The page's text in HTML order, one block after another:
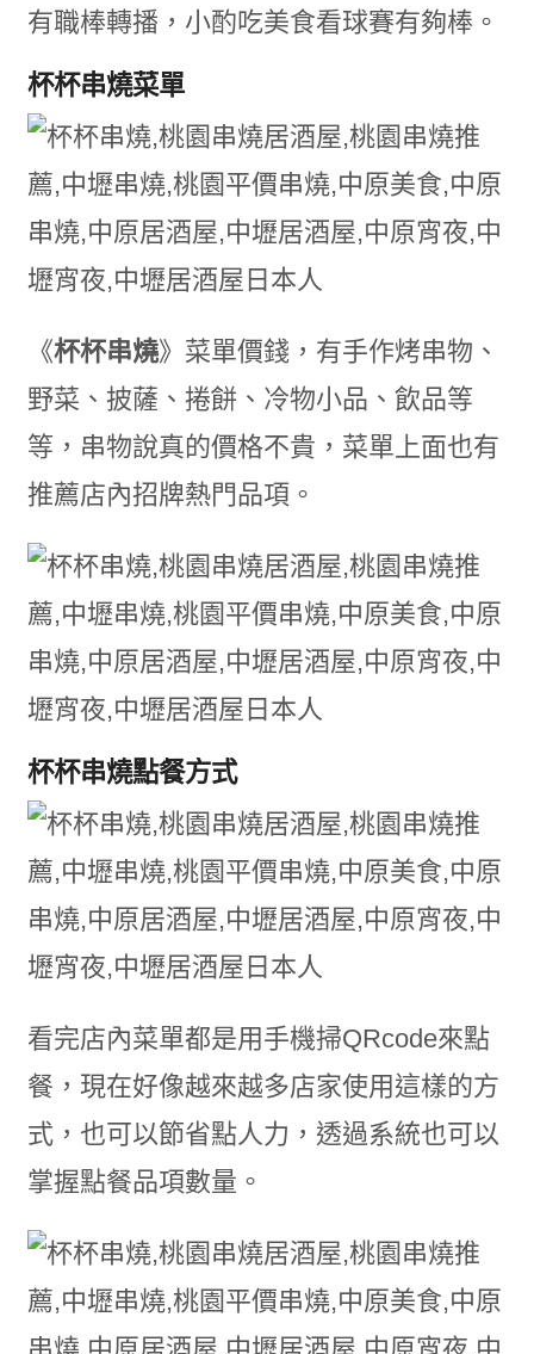
有職棒轉播，小酌吃美食看球賽有夠棒。
杯杯串燒菜單
《杯杯串燒》菜單價錢，有手作烤串物、
野菜、披薩、捲餅、冷物小品、飲品等
等，串物說真的價格不貴，菜單上面也有
推薦店內招牌熱門品項。
杯杯串燒點餐方式
看完店內菜單都是用手機掃QRcode來點
餐，現在好像越來越多店家使用這樣的方
式，也可以節省點人力，透過系統也可以
掌握點餐品項數量。